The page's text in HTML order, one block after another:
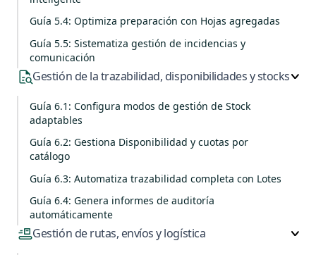
Guía 5.4: Optimiza preparación con Hojas agregadas
Guía 5.5: Sistematiza gestión de incidencias y
comunicación
Gestión de la trazabilidad, disponibilidades y stocks
Guía 6.1: Configura modos de gestión de Stock
adaptables
Guía 6.2: Gestiona Disponibilidad y cuotas por
catálogo
Guía 6.3: Automatiza trazabilidad completa con Lotes
Guía 6.4: Genera informes de auditoría
automáticamente
Gestión de rutas, envíos y logística